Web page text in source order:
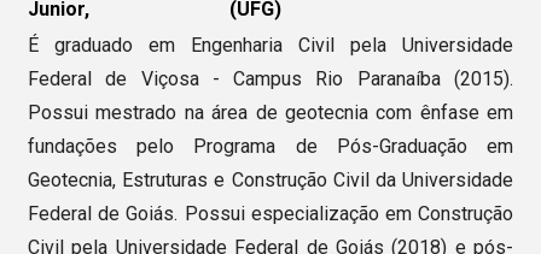
Junior,
(UFG)
É graduado em Engenharia Civil pela Universidade
Federal de Viçosa - Campus Rio Paranaíba (2015).
Possui mestrado na área de geotecnia com ênfase em
fundações pelo Programa de Pós-Graduação em
Geotecnia, Estruturas e Construção Civil da Universidade
Federal de Goiás. Possui especialização em Construção
Civil pela Universidade Federal de Goiás (2018) e pós-